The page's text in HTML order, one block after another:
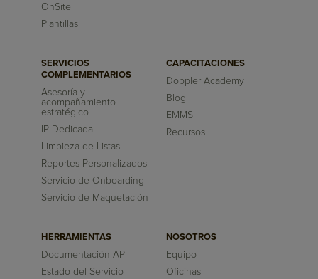
OnSite
Plantillas
SERVICIOS
COMPLEMENTARIOS
Asesoría y
acompañamiento
estratégico
IP Dedicada
Limpieza de Listas
Reportes Personalizados
Servicio de Onboarding
Servicio de Maquetación
CAPACITACIONES
Doppler Academy
Blog
EMMS
Recursos
HERRAMIENTAS
Documentación API
Estado del Servicio
NOSOTROS
Equipo
Oficinas